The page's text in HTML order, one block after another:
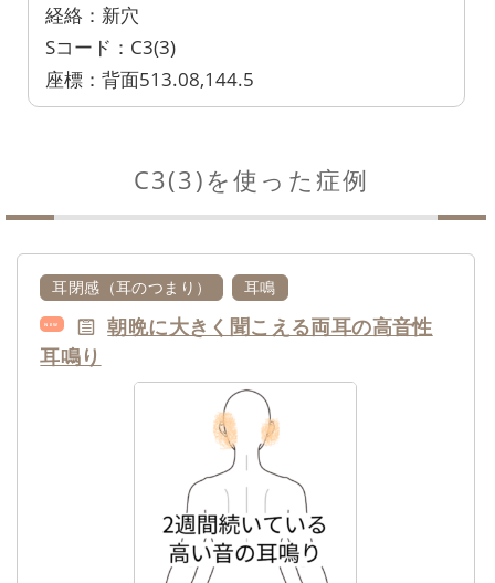
経絡：新穴
Sコード：C3(3)
座標：背面513.08,144.5
C3(3)を使った症例
耳閉感（耳のつまり） 耳鳴
NEW
朝晩に大きく聞こえる両耳の高音性
耳鳴り